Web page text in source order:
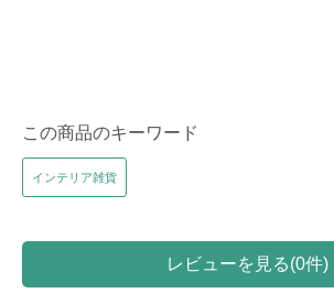
この商品のキーワード
インテリア雑貨
レビューを見る(0件)